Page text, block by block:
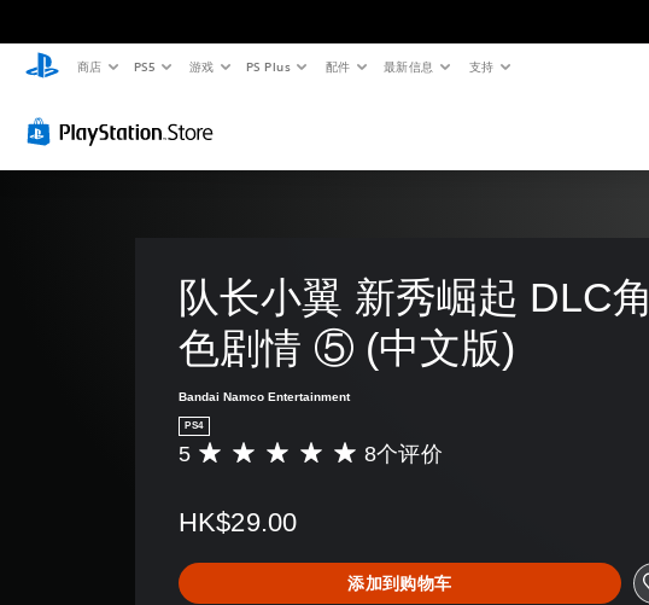
商店 PS5 游戏 PS Plus 配件 最新信息 支持
队长小翼 新秀崛起 DLC角
色剧情 ⑤ (中文版)
Bandai Namco Entertainment
PS4
平
价
颗
星
5 8个评价
HK$29.00
添加到购物车